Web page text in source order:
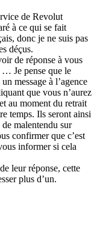
de Revolut
à ce qui se fait
donc je ne suis pas
déçus.
de réponse à vous
… Je pense que le
message à l’agence
que vous n’aurez
au moment du retrait
temps. Ils seront ainsi
malentendu sur
confirmer que c’est
informer si cela
leur réponse, cette
plus d’un.